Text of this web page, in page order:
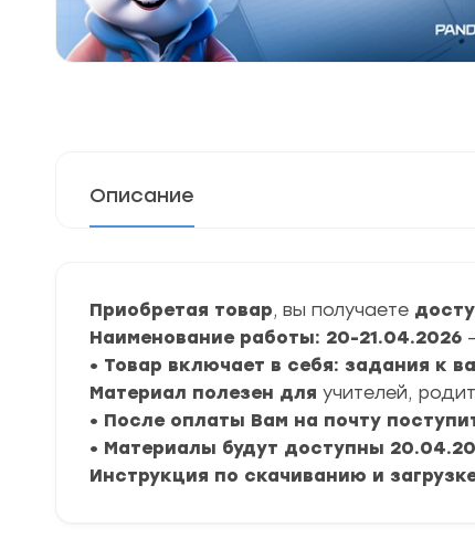
Описание
Приобретая товар, вы получаете
Наименование работы: 20-21.04.2026
• Товар включает в себя: задания к
Материал полезен для учителей,
• После оплаты Вам на почту
• Материалы будут доступны
Инструкция по скачиванию и